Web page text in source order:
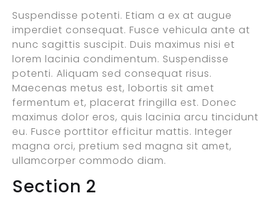
Suspendisse potenti. Etiam a ex at augue
imperdiet consequat. Fusce vehicula ante at
nunc sagittis suscipit. Duis maximus nisi et
lorem lacinia condimentum. Suspendisse
potenti. Aliquam sed consequat risus.
Maecenas metus est, lobortis sit amet
fermentum et, placerat fringilla est. Donec
maximus dolor eros, quis lacinia arcu tincidunt
eu. Fusce porttitor efficitur mattis. Integer
magna orci, pretium sed magna sit amet,
ullamcorper commodo diam.
Section 2